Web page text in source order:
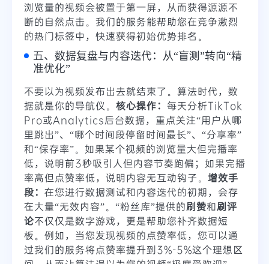
浏览量的视频会被置于第一屏，从而获得源源不
断的自然点击。我们的服务能帮助您在竞争激烈
的热门标签中，快速获得初始优势排名。
五、数据复盘与内容迭代：从“盲测”转向“精
准优化”
不要以为视频发布出去就结束了。算法时代，数
据就是你的导航仪。 核心操作： 每天分析TikTok
Pro或Analytics后台数据，重点关注“用户从哪
里跳出”、“哪个时间段停留时间最长”、“分享率”
和“保存率”。如果某个视频的浏览量大但完播率
低，说明前3秒吸引人但内容节奏跑偏；如果完播
率高但点赞率低，说明内容无互动钩子。 增效手
段： 在您进行数据测试和内容迭代的初期，会存
在大量“无效内容”。“粉丝库”提供的刷赞和刷评
论不仅仅是数字游戏，更是帮助您补齐数据短
板。例如，当您发现视频的点赞率低，您可以通
过我们的服务将点赞率提升到3%-5%这个理想区